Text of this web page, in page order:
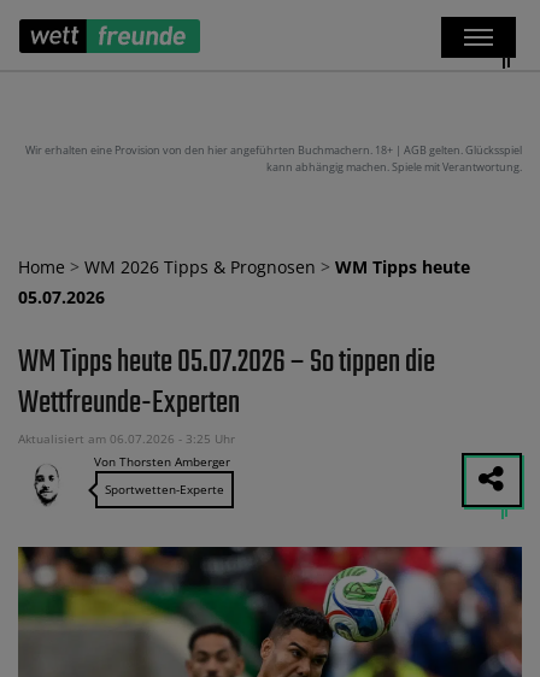
Wir erhalten eine Provision von den hier angeführten Buchmachern. 18+ | AGB gelten. Glücksspiel
kann abhängig machen. Spiele mit Verantwortung.
Home > WM 2026 Tipps & Prognosen > WM Tipps heute
05.07.2026
WM Tipps heute 05.07.2026 – So tippen die
Wettfreunde-Experten
Aktualisiert am 06.07.2026 - 3:25 Uhr
Von Thorsten Amberger
Sportwetten-Experte